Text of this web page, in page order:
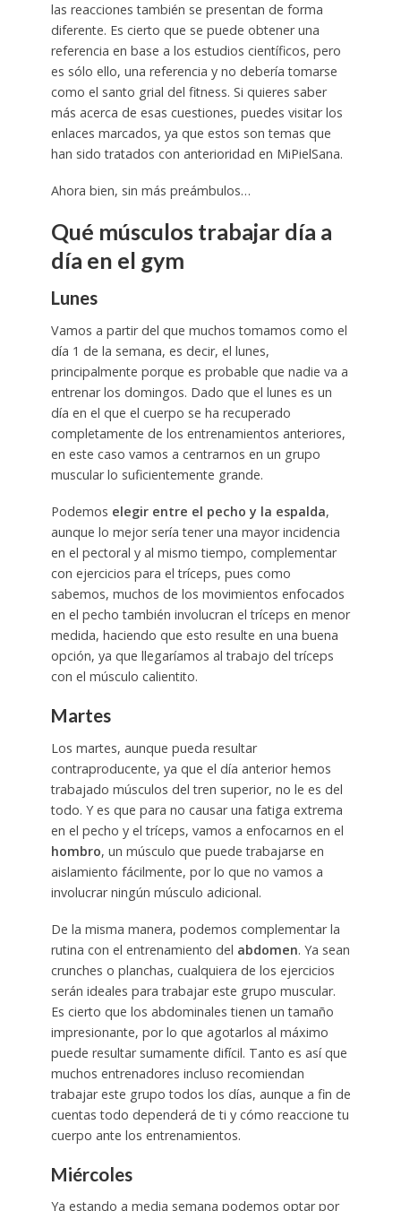
las reacciones también se presentan de forma
diferente. Es cierto que se puede obtener una
referencia en base a los estudios científicos, pero
es sólo ello, una referencia y no debería tomarse
como el santo grial del fitness. Si quieres saber
más acerca de esas cuestiones, puedes visitar los
enlaces marcados, ya que estos son temas que
han sido tratados con anterioridad en MiPielSana.
Ahora bien, sin más preámbulos…
Qué músculos trabajar día a
día en el gym
Lunes
Vamos a partir del que muchos tomamos como el
día 1 de la semana, es decir, el lunes,
principalmente porque es probable que nadie va a
entrenar los domingos. Dado que el lunes es un
día en el que el cuerpo se ha recuperado
completamente de los entrenamientos anteriores,
en este caso vamos a centrarnos en un grupo
muscular lo suficientemente grande.
Podemos elegir entre el pecho y la espalda,
aunque lo mejor sería tener una mayor incidencia
en el pectoral y al mismo tiempo, complementar
con ejercicios para el tríceps, pues como
sabemos, muchos de los movimientos enfocados
en el pecho también involucran el tríceps en menor
medida, haciendo que esto resulte en una buena
opción, ya que llegaríamos al trabajo del tríceps
con el músculo calientito.
Martes
Los martes, aunque pueda resultar
contraproducente, ya que el día anterior hemos
trabajado músculos del tren superior, no le es del
todo. Y es que para no causar una fatiga extrema
en el pecho y el tríceps, vamos a enfocarnos en el
hombro, un músculo que puede trabajarse en
aislamiento fácilmente, por lo que no vamos a
involucrar ningún músculo adicional.
De la misma manera, podemos complementar la
rutina con el entrenamiento del abdomen. Ya sean
crunches o planchas, cualquiera de los ejercicios
serán ideales para trabajar este grupo muscular.
Es cierto que los abdominales tienen un tamaño
impresionante, por lo que agotarlos al máximo
puede resultar sumamente difícil. Tanto es así que
muchos entrenadores incluso recomiendan
trabajar este grupo todos los días, aunque a fin de
cuentas todo dependerá de ti y cómo reaccione tu
cuerpo ante los entrenamientos.
Miércoles
Ya estando a media semana podemos optar por